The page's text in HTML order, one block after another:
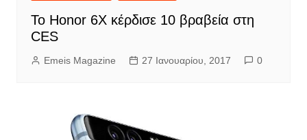
Το Honor 6Χ κέρδισε 10 βραβεία στη
CES
Emeis Magazine 27 Ιανουαρίου, 2017 0